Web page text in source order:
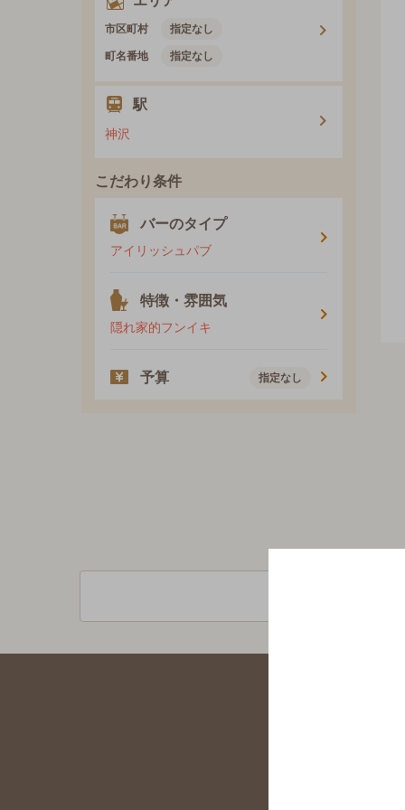
市区町村 指定なし
町名番地 指定なし
駅
神沢
こだわり条件
バーのタイプ
アイリッシュパブ
特徴・雰囲気
隠れ家的フンイキ
予算 指定なし